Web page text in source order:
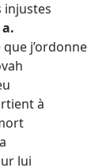
injustes
a.
j’ordonne
à
lui